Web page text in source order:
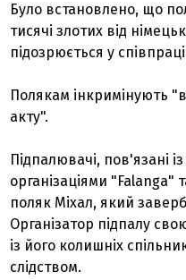
Було встановлено, що
тисячі злотих від
підозрюється у
Полякам інкримінують
акту".
Підпалювачі, пов'язані
організаціями "Falanga"
поляк Міхал, який
Організатор підпалу
із його колишніх
слідством.